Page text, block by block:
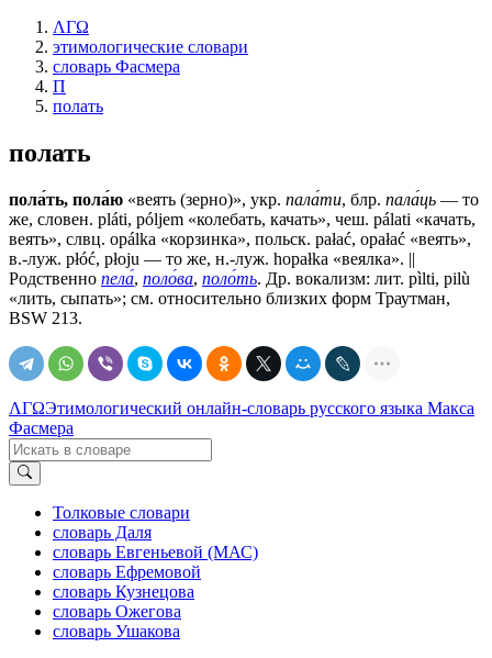
ΛΓΩ
этимологические словари
словарь Фасмера
П
полать
полать
пола́ть, пола́ю «веять (зерно)», укр. пала́ти, блр. пала́ць — то
же, словен. pláti, póljem «колебать, качать», чеш. pálati «качать,
веять», слвц. opálka «корзинка», польск. раłаć, ораłаć «веять»,
в.-луж. płóć, рłоju — то же, н.-луж. hораłkа «веялка». ||
Родственно пела́, поло́ва, поло́ть. Др. вокализм: лит. pìlti, pilù
«лить, сыпать»; см. относительно близких форм Траутман,
ВSW 213.
ΛΓΩЭтимологический онлайн-словарь русского языка Макса
Фасмера
Толковые словари
словарь Даля
словарь Евгеньевой (МАС)
словарь Ефремовой
словарь Кузнецова
словарь Ожегова
словарь Ушакова